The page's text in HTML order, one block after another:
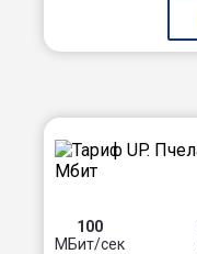
100
МБит/сек